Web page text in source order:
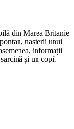
din Marea Britanie
nașterii unui
informații
și un copil